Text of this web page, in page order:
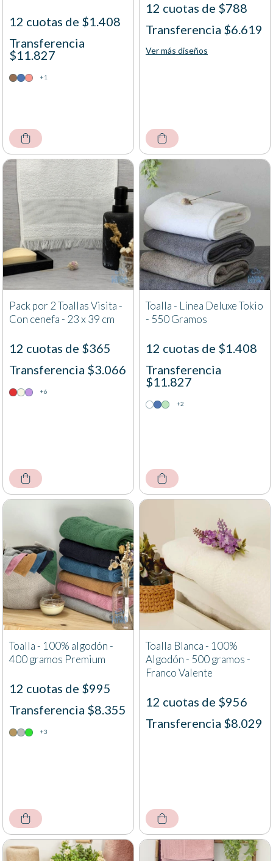
12 cuotas de $1.408
Transferencia
$11.827
+1
12 cuotas de $788
Transferencia $6.619
Ver más diseños
Pack por 2 Toallas Visita -
Con cenefa - 23 x 39 cm
12 cuotas de $365
Transferencia $3.066
+6
Toalla - Línea Deluxe Tokio
- 550 Gramos
12 cuotas de $1.408
Transferencia
$11.827
+2
Toalla - 100% algodón -
400 gramos Premium
12 cuotas de $995
Transferencia $8.355
+3
Toalla Blanca - 100%
Algodón - 500 gramos -
Franco Valente
12 cuotas de $956
Transferencia $8.029